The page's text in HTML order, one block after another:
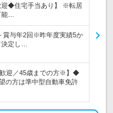
迎◆住宅手当あり】 ※転居
…
賞与年2回※昨年度実績5か
定し…
歓迎／45歳までの方※】◆
の方は準中型自動車免許